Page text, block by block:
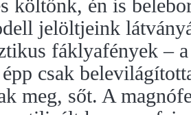
költőnk, én is
jelöltjeink
fáklyafények –
csak
meg, sőt. A